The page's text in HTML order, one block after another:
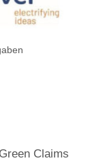
Claims